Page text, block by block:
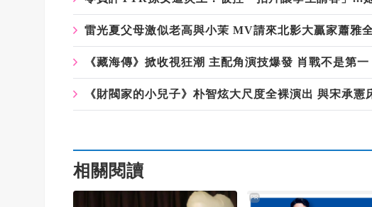
雷光夏父母激似老高與小茉 MV請來北影大贏家蕭雅
《藏海傳》掀收視狂潮 主配角演技爆發 肖戰不是第一
《財閥家的小兒子》朴智炫大尺度全裸演出 與宋承憲
相關閱讀
PR